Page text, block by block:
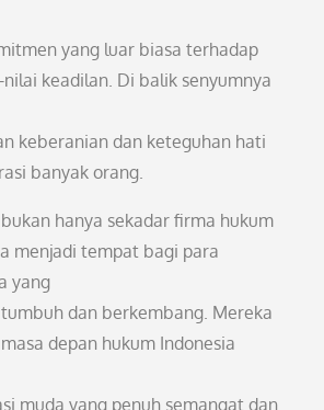
yang luar biasa terhadap
keadilan. Di balik senyumnya
keberanian dan keteguhan hati
banyak orang.
hanya sekadar firma hukum
menjadi tempat bagi para
yang
dan berkembang. Mereka
depan hukum Indonesia
muda yang penuh semangat dan